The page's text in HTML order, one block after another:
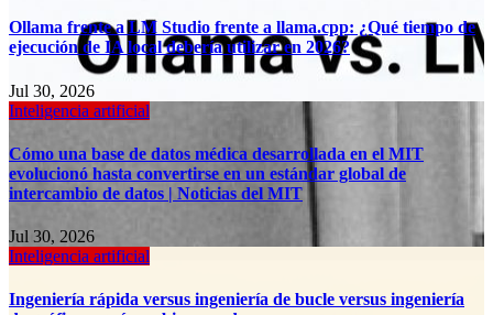
Ollama frente a LM Studio frente a llama.cpp: ¿Qué tiempo de
ejecución de IA local debería utilizar en 2026?
Jul 30, 2026
Inteligencia artificial
Cómo una base de datos médica desarrollada en el MIT
evolucionó hasta convertirse en un estándar global de
intercambio de datos | Noticias del MIT
Jul 30, 2026
Inteligencia artificial
Ingeniería rápida versus ingeniería de bucle versus ingeniería